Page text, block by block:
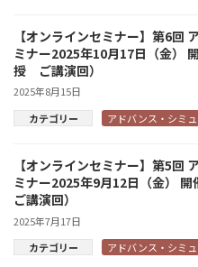
【オンラインセミナー】第6回
ミナー2025年10月17日（金）
授 ご講演回）
2025年8月15日
カテゴリー
アドバンス・シミ
【オンラインセミナー】第5回
ミナー2025年9月12日（金）
ご講演回）
2025年7月17日
カテゴリー
アドバンス・シミ